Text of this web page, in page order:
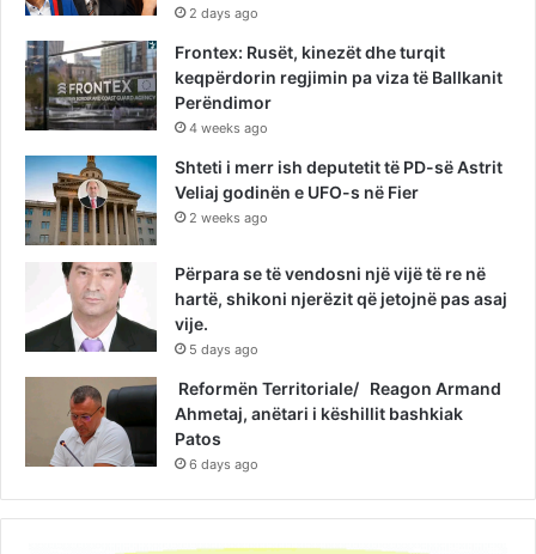
2 days ago
Frontex: Rusët, kinezët dhe turqit
keqpërdorin regjimin pa viza të Ballkanit
Perëndimor
4 weeks ago
Shteti i merr ish deputetit të PD-së Astrit
Veliaj godinën e UFO-s në Fier
2 weeks ago
Përpara se të vendosni një vijë të re në
hartë, shikoni njerëzit që jetojnë pas asaj
vije.
5 days ago
Reformën Territoriale/ Reagon Armand
Ahmetaj, anëtari i këshillit bashkiak
Patos
6 days ago